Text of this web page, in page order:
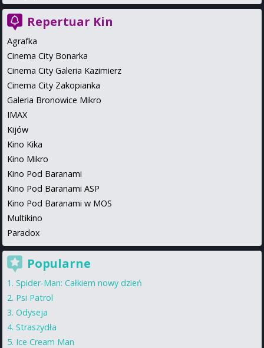
Repertuar Kin
Agrafka
Cinema City Bonarka
Cinema City Galeria Kazimierz
Cinema City Zakopianka
Galeria Bronowice Mikro
IMAX
Kijów
Kino Kika
Kino Mikro
Kino Pod Baranami
Kino Pod Baranami ASP
Kino Pod Baranami w MOS
Multikino
Paradox
Popularne
Spider-Man: Całkiem nowy dzień
Psi Patrol
Odyseja
Straszydła
Ice Cream Man